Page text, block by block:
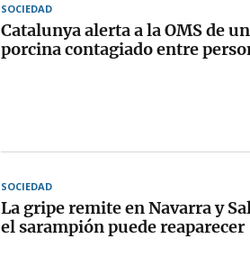
SOCIEDAD
Catalunya alerta a la OMS de
porcina contagiado entre
SOCIEDAD
La gripe remite en Navarra y
el sarampión puede reaparecer